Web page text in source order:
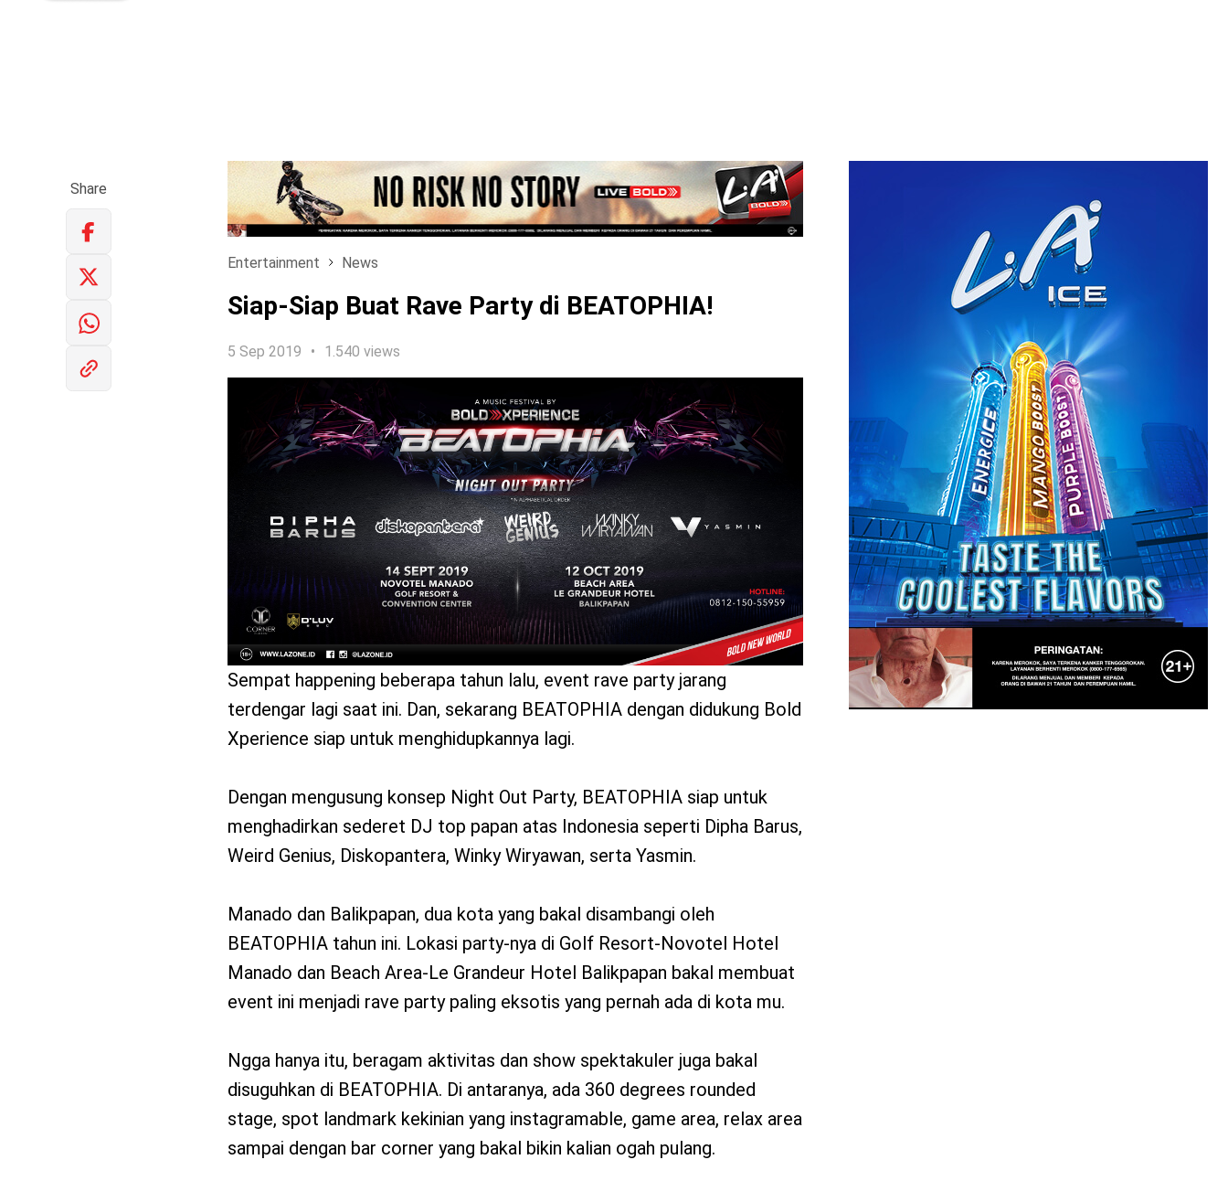
benefit
menarik
LOGIN
Share
Entertainment News
Siap-Siap Buat Rave Party di BEATOPHIA!
5 Sep 2019 1.540 views
Sempat happening beberapa tahun lalu, event rave party jarang
terdengar lagi saat ini. Dan, sekarang BEATOPHIA dengan didukung Bold
Xperience siap untuk menghidupkannya lagi.
Dengan mengusung konsep Night Out Party, BEATOPHIA siap untuk
menghadirkan sederet DJ top papan atas Indonesia seperti Dipha Barus,
Weird Genius, Diskopantera, Winky Wiryawan, serta Yasmin.
Manado dan Balikpapan, dua kota yang bakal disambangi oleh
BEATOPHIA tahun ini. Lokasi party-nya di Golf Resort-Novotel Hotel
Manado dan Beach Area-Le Grandeur Hotel Balikpapan bakal membuat
event ini menjadi rave party paling eksotis yang pernah ada di kota mu.
Ngga hanya itu, beragam aktivitas dan show spektakuler juga bakal
disuguhkan di BEATOPHIA. Di antaranya, ada 360 degrees rounded
stage, spot landmark kekinian yang instagramable, game area, relax area
sampai dengan bar corner yang bakal bikin kalian ogah pulang.